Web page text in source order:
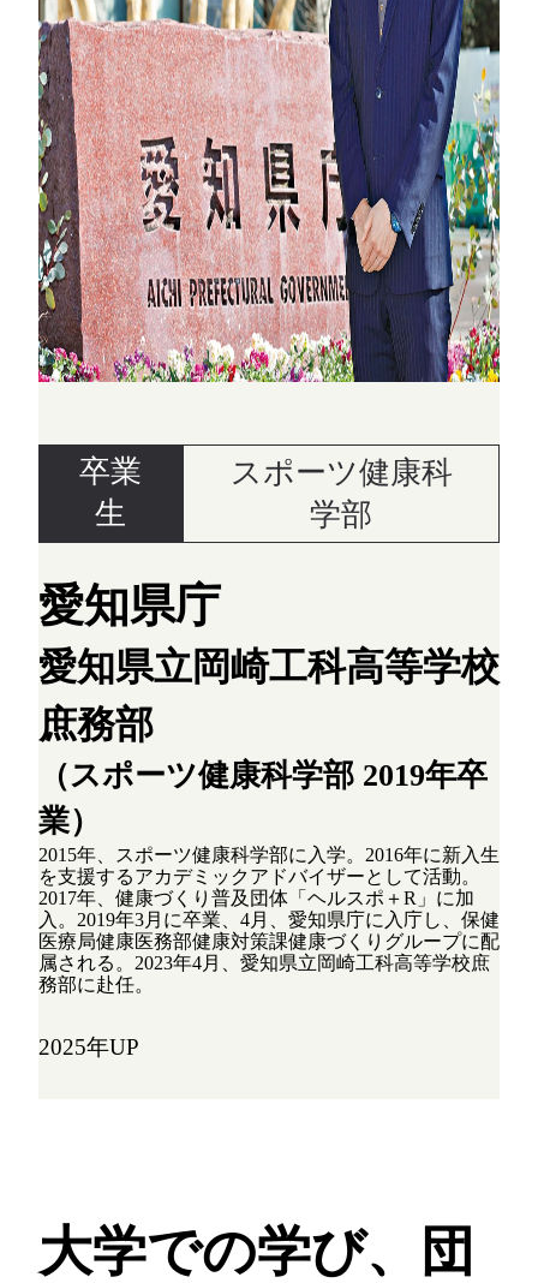
卒業
生
スポーツ健康科
学部
愛知県庁
愛知県立岡崎工科高等学校
庶務部
（スポーツ健康科学部 2019年卒
業）
2015年、スポーツ健康科学部に入学。2016年に新入生
を支援するアカデミックアドバイザーとして活動。
2017年、健康づくり普及団体「ヘルスポ＋R」に加
入。2019年3月に卒業、4月、愛知県庁に入庁し、保健
医療局健康医務部健康対策課健康づくりグループに配
属される。2023年4月、愛知県立岡崎工科高等学校庶
務部に赴任。
2025年UP
大学での学び、団